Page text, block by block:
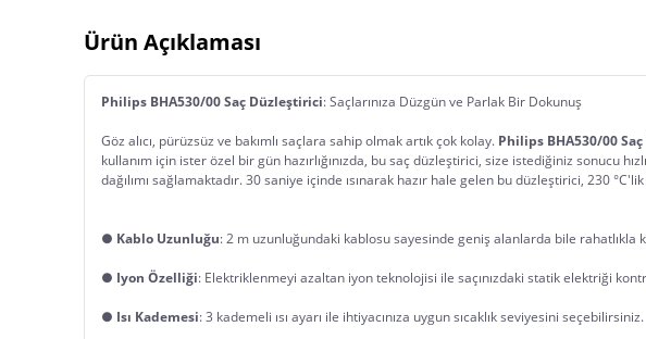
Ürün Açıklaması
Philips BHA530/00 Saç Düzleştirici: Saçlarınıza Düzgün ve Parlak Bir Dokunuş
Göz alıcı, pürüzsüz ve bakımlı saçlara sahip olmak artık çok kolay. Philips BHA530/00
kullanım için ister özel bir gün hazırlığınızda, bu saç düzleştirici, size istediğiniz sonucu
dağılımı sağlamaktadır. 30 saniye içinde ısınarak hazır hale gelen bu düzleştirici, 230
● Kablo Uzunluğu: 2 m uzunluğundaki kablosu sayesinde geniş alanlarda bile rahatlıkla
● Iyon Özelliği: Elektriklenmeyi azaltan iyon teknolojisi ile saçınızdaki statik elektriği
● Isı Kademesi: 3 kademeli ısı ayarı ile ihtiyacınıza uygun sıcaklık seviyesini seçebilirsiniz.